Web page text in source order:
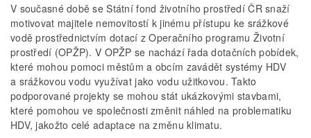
V současné době se Státní fond životního prostředí ČR snaží
motivovat majitele nemovitostí k jinému přístupu ke srážkové
vodě prostřednictvím dotací z Operačního programu Životní
prostředí (OPŽP). V OPŽP se nachází řada dotačních pobídek,
které mohou pomoci městům a obcím zavádět systémy HDV
a srážkovou vodu využívat jako vodu užitkovou. Takto
podporované projekty se mohou stát ukázkovými stavbami,
které pomohou ve společnosti změnit náhled na problematiku
HDV, jakožto celé adaptace na změnu klimatu.